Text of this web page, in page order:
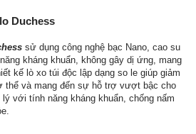
Duchess
sử dụng công nghệ bạc Nano, cao su
kháng khuẩn, không gây dị ứng, mang
kế lò xo túi độc lập dạng so le giúp giảm
thể và mang đến sự hỗ trợ vượt bậc cho
với tính năng kháng khuẩn, chống nấm